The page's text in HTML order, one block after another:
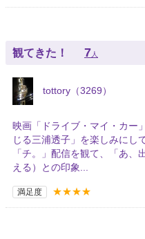
観てきた！ 7 人
tottory（3269）
映画「ドライブ・マイ・カー
じる三浦透子」を楽しみにし
「チ。」配信を観て、「あ
える）との印象...
満足度 ★★★★